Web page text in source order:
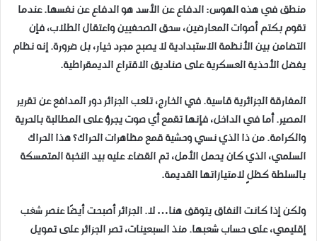
منطق في هذه الهوس: الدفاع عن الأسد هو الدفاع عن نفسها. عندما
تقوم بكتم أصوات المعارضين، سحق الصحفيين واعتقال الطلاب، فإن
التضامن بين الأنظمة الاستبدادية لا يصبح مجرد خيار، بل ضرورة. إنه نظام
يفضل الأحذية العسكرية على صناديق الاقتراع الديمقراطية.
المفارقة الجزائرية قاسية. في الخارج، تلعب الجزائر دور المدافع عن تقرير
المصير. أما في الداخل، فإنها تقمع أي صوت يجرؤ على المطالبة بالحرية
والكرامة. من ذا الذي نسي وحشية قمع مظاهرات الحراك؟ هذا الحراك
السلمي، الذي كان يحمل الأمل، تم القضاء عليه بيد النخبة المتمسكة
بالسلطة كظلٍ لامتيازاتها القديمة.
ولكن إذا كانت النفاق يتوقف هنا… لا. الجزائر أصبحت أيضًا عنصر شغب
إقليمي، على حساب شعبها. منذ السبعينات، تصر الجزائر على تمويل